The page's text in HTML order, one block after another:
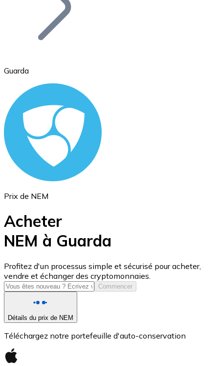
Ethereum
ETH
USD Coin
USDC
Guarda
Prix de NEM
Acheter
NEM à Guarda
Profitez d'un processus simple et sécurisé pour acheter,
vendre et échanger des cryptomonnaies.
Commencer
Détails du prix de NEM
Téléchargez notre portefeuille d'auto-conservation